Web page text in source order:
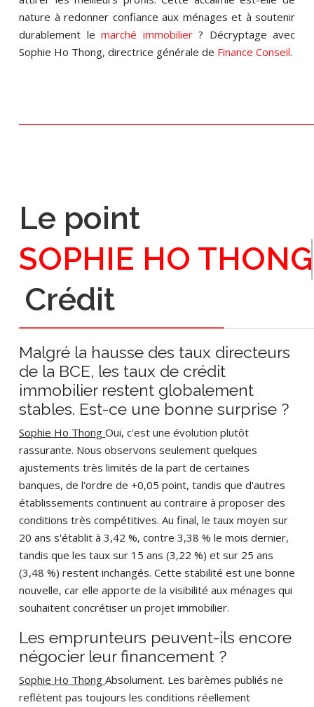
nature à redonner confiance aux ménages et à soutenir
durablement le marché immobilier ? Décryptage avec
Sophie Ho Thong, directrice générale de Finance Conseil.
Le point
SOPHIE HO THONG
Crédit
Malgré la hausse des taux directeurs
de la BCE, les taux de crédit
immobilier restent globalement
stables. Est-ce une bonne surprise ?
Sophie Ho Thong Oui, c'est une évolution plutôt
rassurante. Nous observons seulement quelques
ajustements très limités de la part de certaines
banques, de l'ordre de +0,05 point, tandis que d'autres
établissements continuent au contraire à proposer des
conditions très compétitives. Au final, le taux moyen sur
20 ans s'établit à 3,42 %, contre 3,38 % le mois dernier,
tandis que les taux sur 15 ans (3,22 %) et sur 25 ans
(3,48 %) restent inchangés. Cette stabilité est une bonne
nouvelle, car elle apporte de la visibilité aux ménages qui
souhaitent concrétiser un projet immobilier.
Les emprunteurs peuvent-ils encore
négocier leur financement ?
Sophie Ho Thong Absolument. Les barèmes publiés ne
reflètent pas toujours les conditions réellement